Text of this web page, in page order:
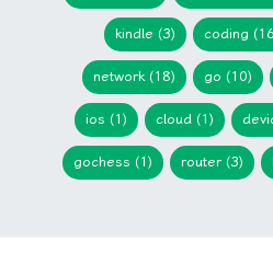
kindle (3) coding
network (18) go (10)
ios (1) cloud (1)
gochess (1) router (3)